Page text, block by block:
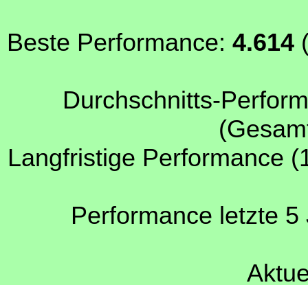
Beste Performance: 4.614
Durchschnitts-
Langfristige Performance
Performance letzte